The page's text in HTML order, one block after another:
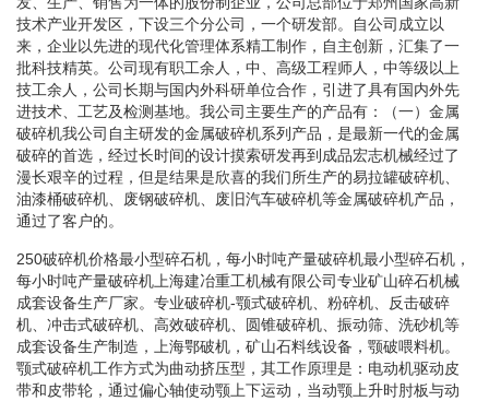
技术产业开发区，下设三个分公司，一个研发部。自公司成立以
来，企业以先进的现代化管理体系精工制作，自主创新，汇集了一
批科技精英。公司现有职工余人，中、高级工程师人，中等级以上
技工余人，公司长期与国内外科研单位合作，引进了具有国内外先
进技术、工艺及检测基地。我公司主要生产的产品有：（一）金属
破碎机我公司自主研发的金属破碎机系列产品，是最新一代的金属
破碎的首选，经过长时间的设计摸索研发再到成品宏志机械经过了
漫长艰辛的过程，但是结果是欣喜的我们所生产的易拉罐破碎机、
油漆桶破碎机、废钢破碎机、废旧汽车破碎机等金属破碎机产品，
通过了客户的。
250破碎机价格最小型碎石机，每小时吨产量破碎机最小型碎石机，
每小时吨产量破碎机上海建冶重工机械有限公司专业矿山碎石机械
成套设备生产厂家。专业破碎机-颚式破碎机、粉碎机、反击破碎
机、冲击式破碎机、高效破碎机、圆锥破碎机、振动筛、洗砂机等
成套设备生产制造，上海鄂破机，矿山石料线设备，颚破喂料机。
颚式破碎机工作方式为曲动挤压型，其工作原理是：电动机驱动皮
带和皮带轮，通过偏心轴使动颚上下运动，当动颚上升时肘板与动